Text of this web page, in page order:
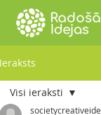
Ieraksts
Visi ieraksti
societycreativeide